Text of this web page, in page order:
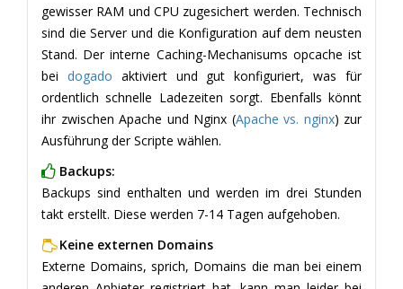
gewisser RAM und CPU zugesichert werden. Technisch
sind die Server und die Konfiguration auf dem neusten
Stand. Der interne Caching-Mechanisums opcache ist
bei dogado aktiviert und gut konfiguriert, was für
ordentlich schnelle Ladezeiten sorgt. Ebenfalls könnt
ihr zwischen Apache und Nginx (Apache vs. nginx) zur
Ausführung der Scripte wählen.
Backups:
Backups sind enthalten und werden im drei Stunden
takt erstellt. Diese werden 7-14 Tagen aufgehoben.
Keine externen Domains
Externe Domains, sprich, Domains die man bei einem